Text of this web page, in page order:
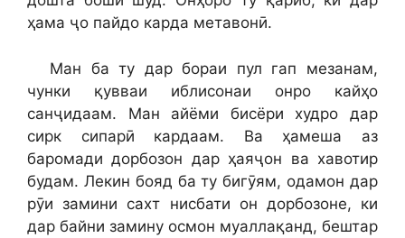
ҳама ҷо пайдо карда метавонӣ.
Ман ба ту дар бораи пул гап мезанам,
чунки қувваи иблисонаи онро кайҳо
санҷидаам. Ман айёми бисёри худро дар
сирк сипарӣ кардаам. Ва ҳамеша аз
баромади дорбозон дар ҳаяҷон ва хавотир
будам. Лекин бояд ба ту бигӯям, одамон дар
рӯи замини сахт нисбати он дорбозоне, ки
дар байни замину осмон муаллақанд, бештар